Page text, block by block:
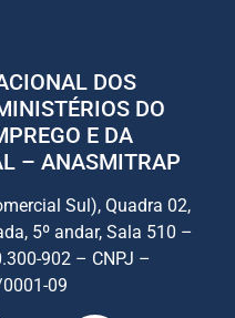
DOS
DO
E DA
– ANASMITRAP
Sul), Quadra 02,
5º andar, Sala 510 –
902 – CNPJ –
09